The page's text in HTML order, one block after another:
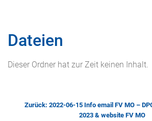
Dateien
Dieser Ordner hat zur Zeit keinen Inhalt.
Zurück: 2022-06-15 Info email FV MO –
2023 & website FV MO